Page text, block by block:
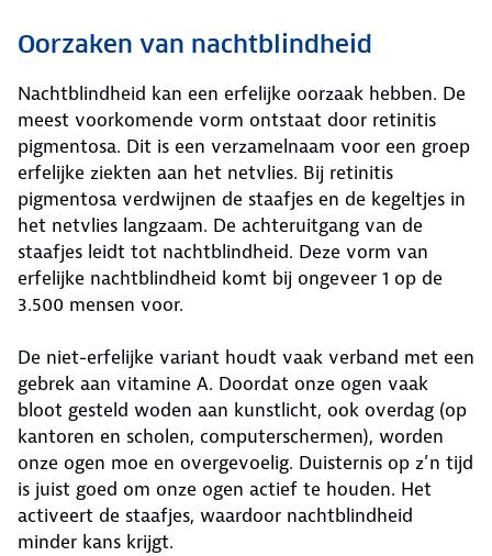
Oorzaken van nachtblindheid
Nachtblindheid kan een erfelijke oorzaak hebben. De
meest voorkomende vorm ontstaat door retinitis
pigmentosa. Dit is een verzamelnaam voor een groep
erfelijke ziekten aan het netvlies. Bij retinitis
pigmentosa verdwijnen de staafjes en de kegeltjes in
het netvlies langzaam. De achteruitgang van de
staafjes leidt tot nachtblindheid. Deze vorm van
erfelijke nachtblindheid komt bij ongeveer 1 op de
3.500 mensen voor.
De niet-erfelijke variant houdt vaak verband met een
gebrek aan vitamine A. Doordat onze ogen vaak
bloot gesteld woden aan kunstlicht, ook overdag (op
kantoren en scholen, computerschermen), worden
onze ogen moe en overgevoelig. Duisternis op z’n tijd
is juist goed om onze ogen actief te houden. Het
activeert de staafjes, waardoor nachtblindheid
minder kans krijgt.